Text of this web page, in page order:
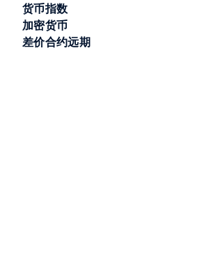
货币指数
加密货币
差价合约远期